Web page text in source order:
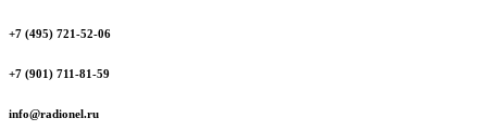
+7 (495) 721-52-06
+7 (901) 711-81-59
info@radionel.ru